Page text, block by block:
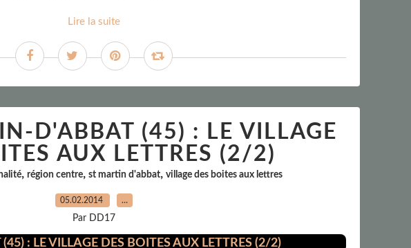
Lire la suite
D'ABBAT (45) : LE VILLAGE
AUX LETTRES (2/2)
, région centre, st martin d'abbat, village des boites aux lettres
05.02.2014 …
Par DD17